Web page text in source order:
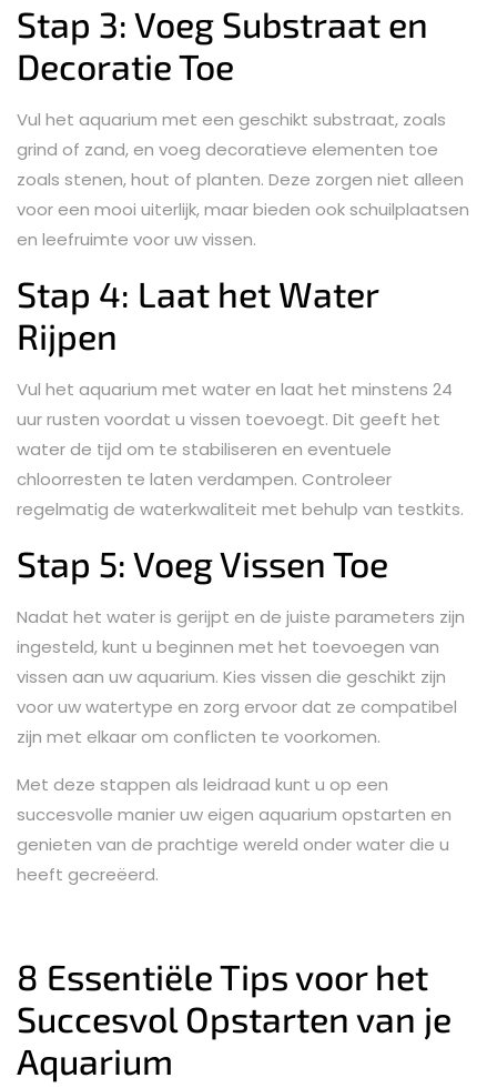
Stap 3: Voeg Substraat en
Decoratie Toe
Vul het aquarium met een geschikt substraat, zoals
grind of zand, en voeg decoratieve elementen toe
zoals stenen, hout of planten. Deze zorgen niet alleen
voor een mooi uiterlijk, maar bieden ook schuilplaatsen
en leefruimte voor uw vissen.
Stap 4: Laat het Water
Rijpen
Vul het aquarium met water en laat het minstens 24
uur rusten voordat u vissen toevoegt. Dit geeft het
water de tijd om te stabiliseren en eventuele
chloorresten te laten verdampen. Controleer
regelmatig de waterkwaliteit met behulp van testkits.
Stap 5: Voeg Vissen Toe
Nadat het water is gerijpt en de juiste parameters zijn
ingesteld, kunt u beginnen met het toevoegen van
vissen aan uw aquarium. Kies vissen die geschikt zijn
voor uw watertype en zorg ervoor dat ze compatibel
zijn met elkaar om conflicten te voorkomen.
Met deze stappen als leidraad kunt u op een
succesvolle manier uw eigen aquarium opstarten en
genieten van de prachtige wereld onder water die u
heeft gecreëerd.
8 Essentiële Tips voor het
Succesvol Opstarten van je
Aquarium